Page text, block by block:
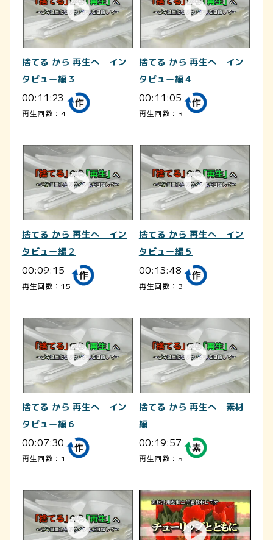
捨てる から 再生へ イン
タビュー編３
00:11:23
再生回数：4
捨てる から 再生へ イン
タビュー編４
00:11:05
再生回数：3
捨てる から 再生へ イン
タビュー編２
00:09:15
再生回数：15
捨てる から 再生へ イン
タビュー編５
00:13:48
再生回数：3
捨てる から 再生へ イン
タビュー編６
00:07:30
再生回数：1
捨てる から 再生へ 素材
編
00:19:57
再生回数：5